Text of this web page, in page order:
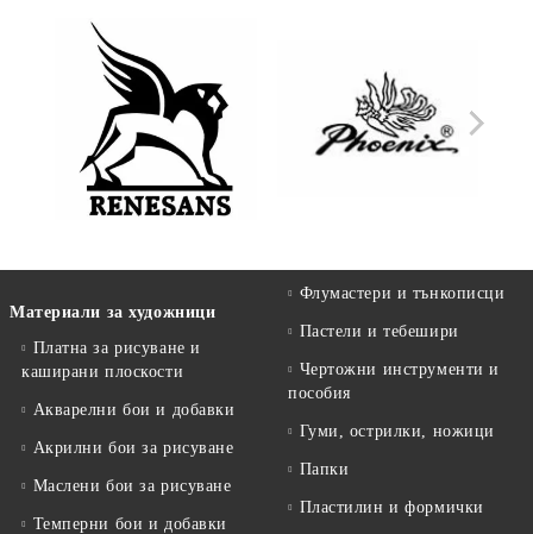
Материали за художници
Платна за рисуване и
каширани плоскости
Акварелни бои и добавки
Акрилни бои за рисуване
Маслени бои за рисуване
Темперни бои и добавки
Флумастери и тънкописци
Пастели и тебешири
Чертожни инструменти и
пособия
Гуми, острилки, ножици
Папки
Пластилин и формички